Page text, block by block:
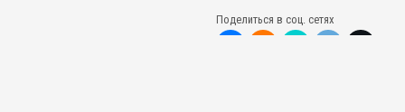
Поделиться в соц. сетях